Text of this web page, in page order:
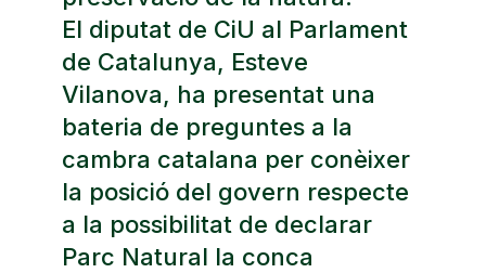
El diputat de CiU al Parlament
de Catalunya, Esteve
Vilanova, ha presentat una
bateria de preguntes a la
cambra catalana per conèixer
la posició del govern respecte
a la possibilitat de declarar
Parc Natural la conca